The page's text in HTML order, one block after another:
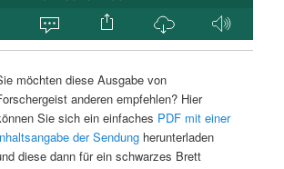
möchten diese Ausgabe von
anderen empfehlen? Hier
Sie sich ein einfaches PDF mit einer
der Sendungherunterladen
diese dann für ein schwarzes Brett